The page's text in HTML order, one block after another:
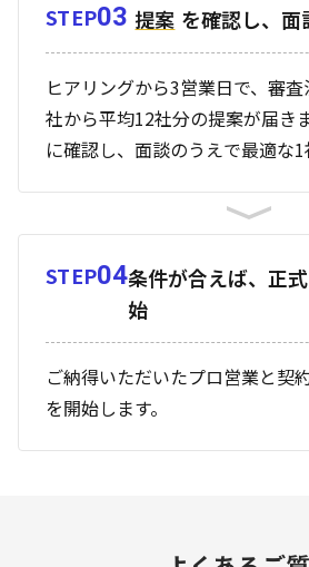
STEP03 提案 を確認し、面
ヒアリングから3営業日で、審
社から平均12社分の提案が届き
に確認し、面談のうえで最適な1
STEP04条件が合えば、正式
始
ご納得いただいたプロ営業と契
を開始します。